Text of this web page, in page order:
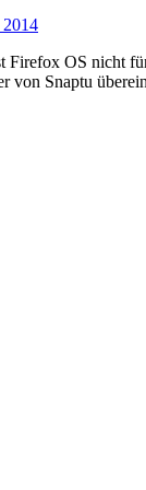
Firefox OS nicht
von Snaptu